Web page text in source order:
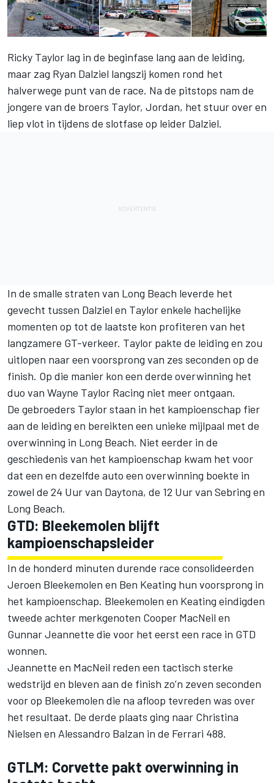
Ricky Taylor lag in de beginfase lang aan de leiding,
maar zag Ryan Dalziel langszij komen rond het
halverwege punt van de race. Na de pitstops nam de
jongere van de broers Taylor, Jordan, het stuur over en
liep vlot in tijdens de slotfase op leider Dalziel.
In de smalle straten van Long Beach leverde het
gevecht tussen Dalziel en Taylor enkele hachelijke
momenten op tot de laatste kon profiteren van het
langzamere GT-verkeer. Taylor pakte de leiding en zou
uitlopen naar een voorsprong van zes seconden op de
finish. Op die manier kon een derde overwinning het
duo van Wayne Taylor Racing niet meer ontgaan.
De gebroeders Taylor staan in het kampioenschap fier
aan de leiding en bereikten een unieke mijlpaal met de
overwinning in Long Beach. Niet eerder in de
geschiedenis van het kampioenschap kwam het voor
dat een en dezelfde auto een overwinning boekte in
zowel de 24 Uur van Daytona, de 12 Uur van Sebring en
Long Beach.
GTD: Bleekemolen blijft
kampioenschapsleider
In de honderd minuten durende race consolideerden
Jeroen Bleekemolen en Ben Keating hun voorsprong in
het kampioenschap. Bleekemolen en Keating eindigden
tweede achter merkgenoten Cooper MacNeil en
Gunnar Jeannette die voor het eerst een race in GTD
wonnen.
Jeannette en MacNeil reden een tactisch sterke
wedstrijd en bleven aan de finish zo’n zeven seconden
voor op Bleekemolen die na afloop tevreden was over
het resultaat. De derde plaats ging naar Christina
Nielsen en Alessandro Balzan in de Ferrari 488.
GTLM: Corvette pakt overwinning in